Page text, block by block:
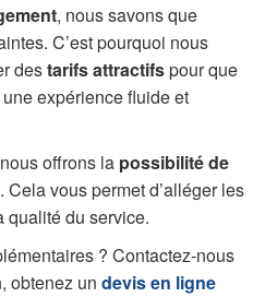
, nous savons que
C’est pourquoi nous
destarifs attractifspour que
expérience fluide et
offrons la possibilité de
. Cela vous permet d’alléger les
qualité du service.
? Contactez-nous
obtenez un devis en ligne